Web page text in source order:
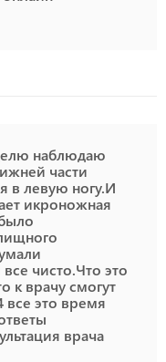
наблюдаю
части
в левую ногу.И
икроножная
чисто.Что это
к врачу смогут
все это время
врача